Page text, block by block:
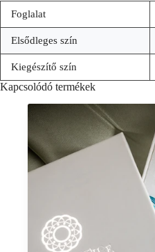
Foglalat
Elsődleges szín
Kiegészítő szín
Kapcsolódó termékek